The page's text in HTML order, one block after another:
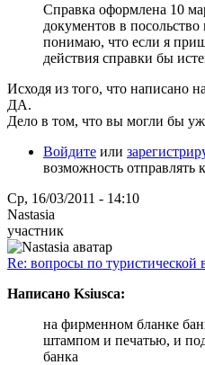
Справка оформлена 10
документов в посольство
понимаю, что если я
действия справки бы
Исходя из того, что написано
ДА.
Дело в том, что вы могли бы
Войдите или
возможность отправлять
Ср, 16/03/2011 - 14:10
Nastasia
участник
Re: вопросы по туристической
Написано Ksiusca:
на фирменном бланке
штампом и печатью, и
банка